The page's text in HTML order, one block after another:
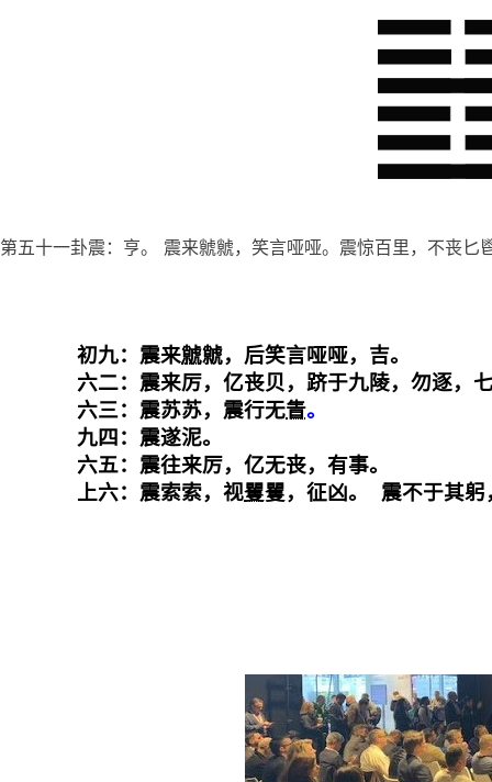
第五十一卦震：亨。 震来虩虩，笑言哑哑。震惊百里，不丧匕
初九：震来虩虩，后笑言哑哑，吉。
六二：震来厉，亿丧贝，跻于九陵，勿逐，
六三：震苏苏，震行无眚
九四：震遂泥。
六五：震往来厉，亿无丧，有事。
上六：震索索，视矍矍，征凶。 震不于其